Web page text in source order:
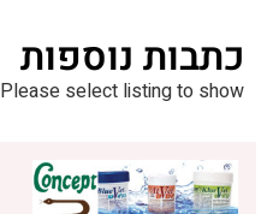
כתבות נוספות
Please select listing to show.